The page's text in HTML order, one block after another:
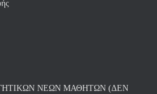
ΝΈΩΝ ΜΑΘΗΤΏΝ (ΔΕΝ